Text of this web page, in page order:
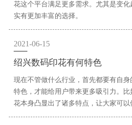
花这个平台满足更多需求。尤其是变
实有更加丰富的选择。
2021-06-15
绍兴数码印花有何特色
现在不管做什么行业，首先都要有自
特色，才能给用户带来更多吸引力。
花本身凸显出了诸多特点，让大家可以